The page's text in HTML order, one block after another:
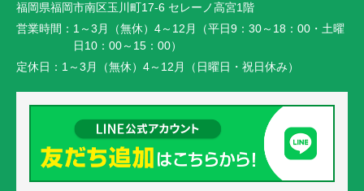
福岡県福岡市南区玉川町17-6 セレーノ高宮1階
営業時間： 1～3月（無休）4～12月（平日9：30～18：00・土曜
日10：00～15：00）
定休日： 1～3月（無休）4～12月（日曜日・祝日休み）